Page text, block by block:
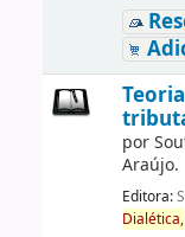
por
Araújo.
Editora:
Dialética,